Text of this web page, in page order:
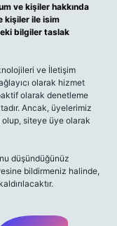
ve kişiler hakkında
kişiler ile isim
bilgiler taslak
ve İletişim
olarak hizmet
olarak denetleme
Ancak, üyelerimiz
olup, siteye üye olarak
düşündüğünüz
bildirmeniz halinde,